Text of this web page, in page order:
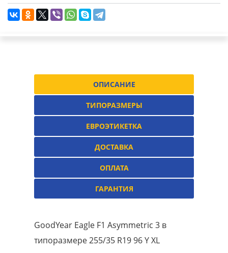
ОПИСАНИЕ
ТИПОРАЗМЕРЫ
ЕВРОЭТИКЕТКА
ДОСТАВКА
ОПЛАТА
ГАРАНТИЯ
GoodYear Eagle F1 Asymmetric 3 в
типоразмере 255/35 R19 96 Y XL